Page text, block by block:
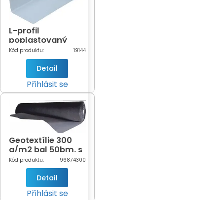
L-profil
poplastovaný
60x40mm x 2m
vnitřní cena za 1ks
Kód produktu: 19144
Detail
Přihlásit se
Geotextílie 300
g/m2 bal 50bm, s
protiplísňovou
úpravou, černá,
zažehlená
Kód produktu: 96874300
Detail
Přihlásit se